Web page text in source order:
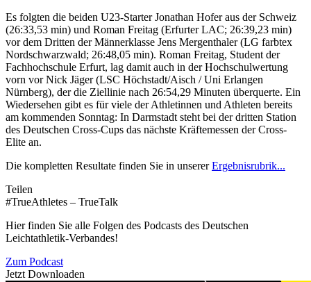
Es folgten die beiden U23-Starter Jonathan Hofer aus der Schweiz
(26:33,53 min) und Roman Freitag (Erfurter LAC; 26:39,23 min)
vor dem Dritten der Männerklasse Jens Mergenthaler (LG farbtex
Nordschwarzwald; 26:48,05 min). Roman Freitag, Student der
Fachhochschule Erfurt, lag damit auch in der Hochschulwertung
vorn vor Nick Jäger (LSC Höchstadt/Aisch / Uni Erlangen
Nürnberg), der die Ziellinie nach 26:54,29 Minuten überquerte. Ein
Wiedersehen gibt es für viele der Athletinnen und Athleten bereits
am kommenden Sonntag: In Darmstadt steht bei der dritten Station
des Deutschen Cross-Cups das nächste Kräftemessen der Cross-
Elite an.
Die kompletten Resultate finden Sie in unsererErgebnisrubrik...
Teilen
#TrueAthletes – TrueTalk
Hier finden Sie alle Folgen des Podcasts des Deutschen
Leichtathletik-Verbandes!
Zum Podcast
Jetzt Downloaden